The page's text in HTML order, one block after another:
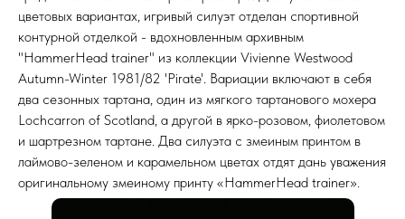
цветовых вариантах, игривый силуэт отделан спортивной
контурной отделкой - вдохновленным архивным
"HammerHead trainer" из коллекции Vivienne Westwood
Autumn-Winter 1981/82 'Pirate'. Вариации включают в себя
два сезонных тартана, один из мягкого тартанового мохера
Lochcarron of Scotland, а другой в ярко-розовом, фиолетовом
и шартрезном тартане. Два силуэта с змеиным принтом в
лаймово-зеленом и карамельном цветах отдят дань уважения
оригинальному змеиному принту «HammerHead trainer».